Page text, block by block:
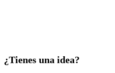
¿Tienes una idea?